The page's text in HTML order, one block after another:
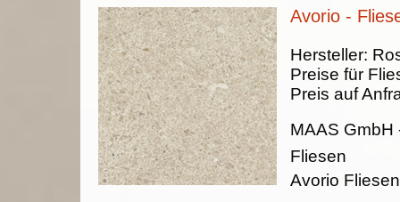
Avorio -
Hersteller:
Preise für
Preis auf
MAAS GmbH
Fliesen
Avorio